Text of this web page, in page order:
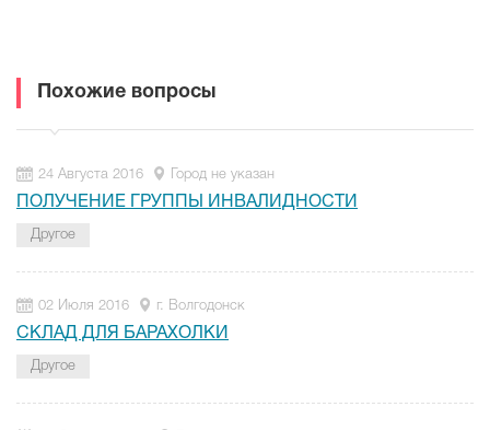
Похожие вопросы
24 Августа 2016 Город не указан
ПОЛУЧЕНИЕ ГРУППЫ ИНВАЛИДНОСТИ
Другое
02 Июля 2016 г. Волгодонск
СКЛАД ДЛЯ БАРАХОЛКИ
Другое